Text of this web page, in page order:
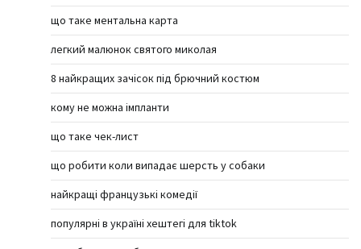
що таке ментальна карта
легкий малюнок святого миколая
8 найкращих зачісок під брючний костюм
кому не можна імпланти
що таке чек-лист
що робити коли випадає шерсть у собаки
найкращі французькі комедії
популярні в україні хештегі для tiktok